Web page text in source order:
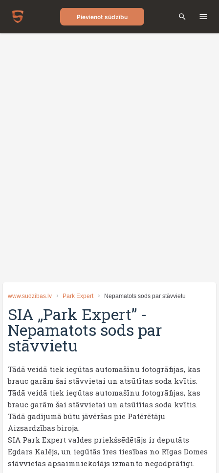
Pievienot sūdzību
www.sudzibas.lv Park Expert Nepamatots sods par stāvvietu
SIA „Park Expert” -
Nepamatots sods par
stāvvietu
Tādā veidā tiek iegūtas automašīnu fotogrāfijas, kas
brauc garām šai stāvvietai un atsūtītas soda kvītis.
Tādā veidā tiek iegūtas automašīnu fotogrāfijas, kas
brauc garām šai stāvvietai un atsūtītas soda kvītis.
Tādā gadījumā būtu jāvēršas pie Patērētāju
Aizsardzības biroja.
SIA Park Expert valdes priekšsēdētājs ir deputāts
Egdars Kalējs, un iegūtās īres tiesības no Rīgas Domes
stāvvietas apsaimniekotājs izmanto negodprātīgi.